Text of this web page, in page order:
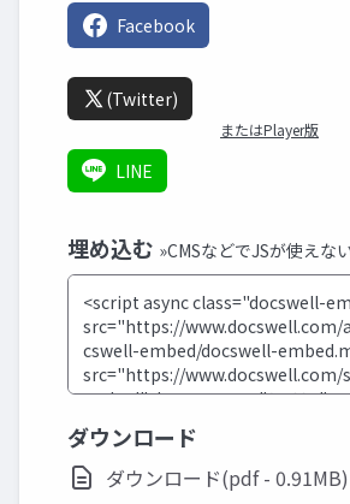
Facebook
(Twitter)
またはPlayer版
LINE
埋め込む »CMSなどでJSが使えな
ダウンロード
ダウンロード(pdf - 0.91MB)